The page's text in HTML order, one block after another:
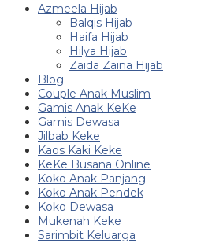
Azmeela Hijab
Balqis Hijab
Haifa Hijab
Hilya Hijab
Zaida Zaina Hijab
Blog
Couple Anak Muslim
Gamis Anak KeKe
Gamis Dewasa
Jilbab Keke
Kaos Kaki Keke
KeKe Busana Online
Koko Anak Panjang
Koko Anak Pendek
Koko Dewasa
Mukenah Keke
Sarimbit Keluarga